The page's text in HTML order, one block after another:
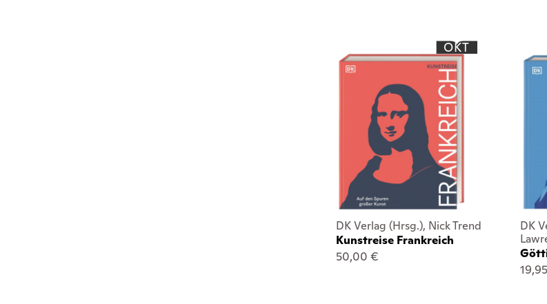
OKT
DK Verlag (Hrsg.), Nick Trend
Kunstreise Frankreich
50,00 €
DK